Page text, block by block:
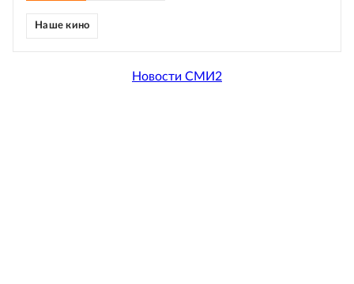
Наше кино
Новости СМИ2